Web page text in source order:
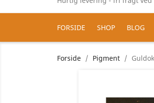
FORSIDE SHOP BLOG
Forside Pigment